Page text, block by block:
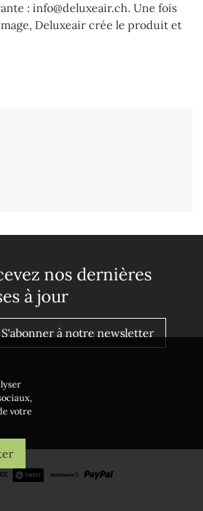
: info@deluxeair.ch. Une fois
Deluxeair crée le produit et
nos dernières
à jour
S'abonner à notre newsletter
votre